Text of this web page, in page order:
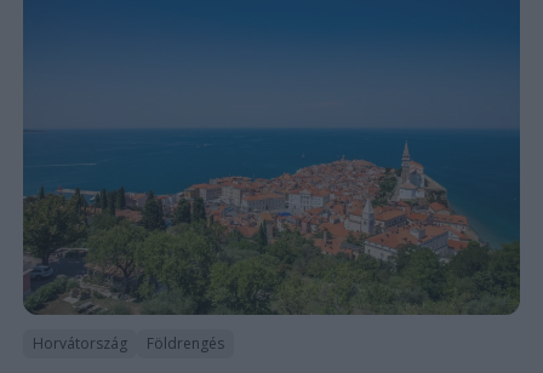
Horvátország Földrengés